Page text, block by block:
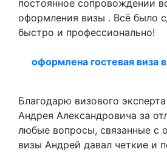
постоянное сопровождении
оформления визы . Всё было
быстро и профессионально!
оформлена гостевая виза
Благодарю визового
Андрея Александровича за
любые вопросы, связанные с
визы Андрей давал четкие и